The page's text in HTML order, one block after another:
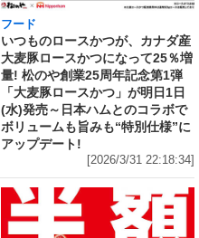
フード
いつものロースかつが、カナダ産
大麦豚ロースかつになって25％増
量! 松のや創業25周年記念第1弾
「大麦豚ロースかつ」が明日1日
(水)発売～日本ハムとのコラボで
ボリュームも旨みも“特別仕様”に
アップデート!
[2026/3/31 22:18:34]